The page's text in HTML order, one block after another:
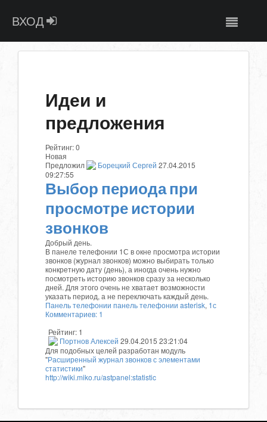
ВХОД
Идеи и
предложения
Рейтинг:0
Новая
Предложил
Борецкий Сергей 27.04.2015
09:27:55
Выбор периода при
просмотре истории
звонков
Добрый день.
В панеле телефонии 1С в окне просмотра истории
звонков (журнал звонков) можно выбирать только
конкретную дату (день), а иногда очень нужно
посмотреть историю звонков сразу за несколько
дней. Для этого очень не хватает возможности
указать период, а не переключать каждый день.
Панель телефонии панель телефонии asterisk, 1с
Комментариев: 1
Рейтинг: 1
Портнов Алексей 29.04.2015 23:21:04
Для подобных целей разработан модуль
"Расширенный журнал звонков с элементами
статистики"
http://wiki.miko.ru/astpanel:statistic